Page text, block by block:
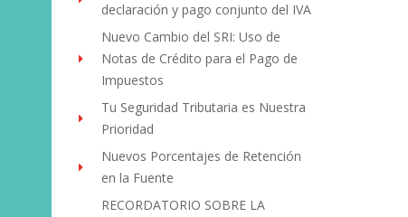
declaración y pago conjunto del IVA
Nuevo Cambio del SRI: Uso de
Notas de Crédito para el Pago de
Impuestos
Tu Seguridad Tributaria es Nuestra
Prioridad
Nuevos Porcentajes de Retención
en la Fuente
RECORDATORIO SOBRE LA